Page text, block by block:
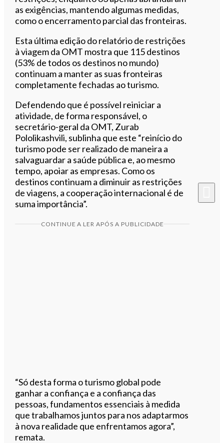
as exigências, mantendo algumas medidas,
como o encerramento parcial das fronteiras.
Esta última edição do relatório de restrições
à viagem da OMT mostra que 115 destinos
(53% de todos os destinos no mundo)
continuam a manter as suas fronteiras
completamente fechadas ao turismo.
Defendendo que é possível reiniciar a
atividade, de forma responsável, o
secretário-geral da OMT, Zurab
Pololikashvili, sublinha que este “reinício do
turismo pode ser realizado de maneira a
salvaguardar a saúde pública e, ao mesmo
tempo, apoiar as empresas. Como os
destinos continuam a diminuir as restrições
de viagens, a cooperação internacional é de
suma importância”.
CONTINUE A LER APÓS A PUBLICIDADE
“Só desta forma o turismo global pode
ganhar a confiança e a confiança das
pessoas, fundamentos essenciais à medida
que trabalhamos juntos para nos adaptarmos
à nova realidade que enfrentamos agora”,
remata.